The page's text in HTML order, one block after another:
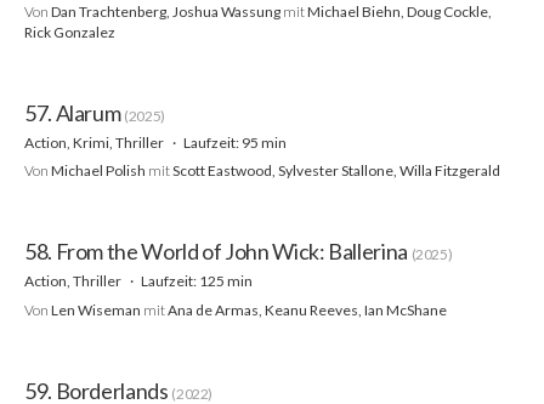
Von Dan Trachtenberg, Joshua Wassung mitMichael Biehn, Doug Cockle,
Rick Gonzalez
57. Alarum (2025)
Action, Krimi, Thriller
Laufzeit: 95 min
Von Michael Polish mitScott Eastwood, Sylvester Stallone, Willa Fitzgerald
58. From the World of John Wick: Ballerina (2025)
Action, Thriller
Laufzeit: 125 min
Von Len Wiseman mitAna de Armas, Keanu Reeves, Ian McShane
59. Borderlands (2022)